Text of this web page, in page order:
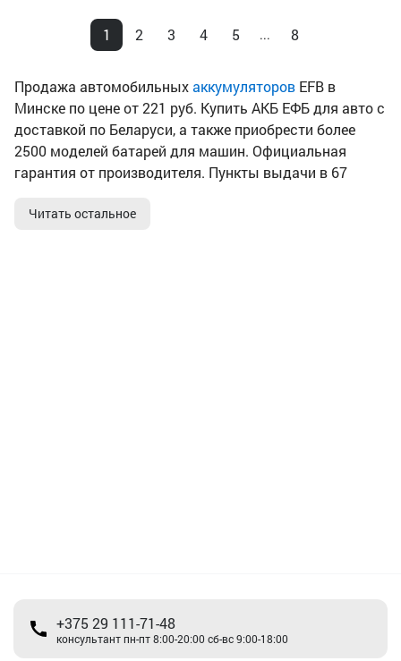
1 2 3 4 5 ... 8
Продажа автомобильныхаккумуляторов EFB в
Минске по цене от 221 руб. Купить АКБ ЕФБ для авто с
доставкой по Беларуси, а также приобрести более
2500 моделей батарей для машин. Официальная
гарантия от производителя. Пункты выдачи в 67
аккумулятор. Старый АКБ в зачет.
Читать остальное
+375 29 111-71-48
консультант пн-пт 8:00-20:00 сб-вс 9:00-18:00